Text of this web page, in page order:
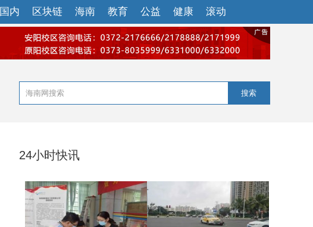
国内 区块链 海南 教育 公益 健康 滚动
搜索
24小时快讯